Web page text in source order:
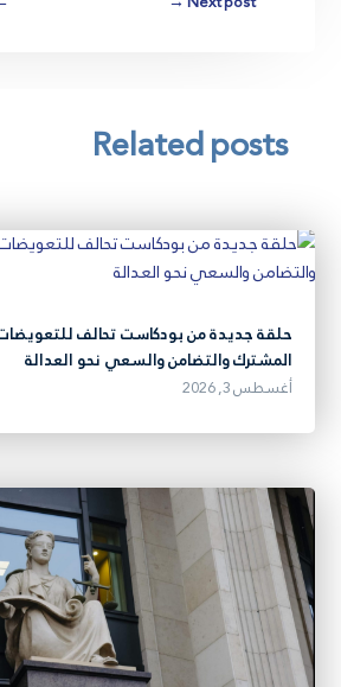
Related posts
حلقة جديدة من بودكاست تحالف للتعويضات
المشترك والتضامن والسعي نحو العدالة
أغسطس 3, 2026